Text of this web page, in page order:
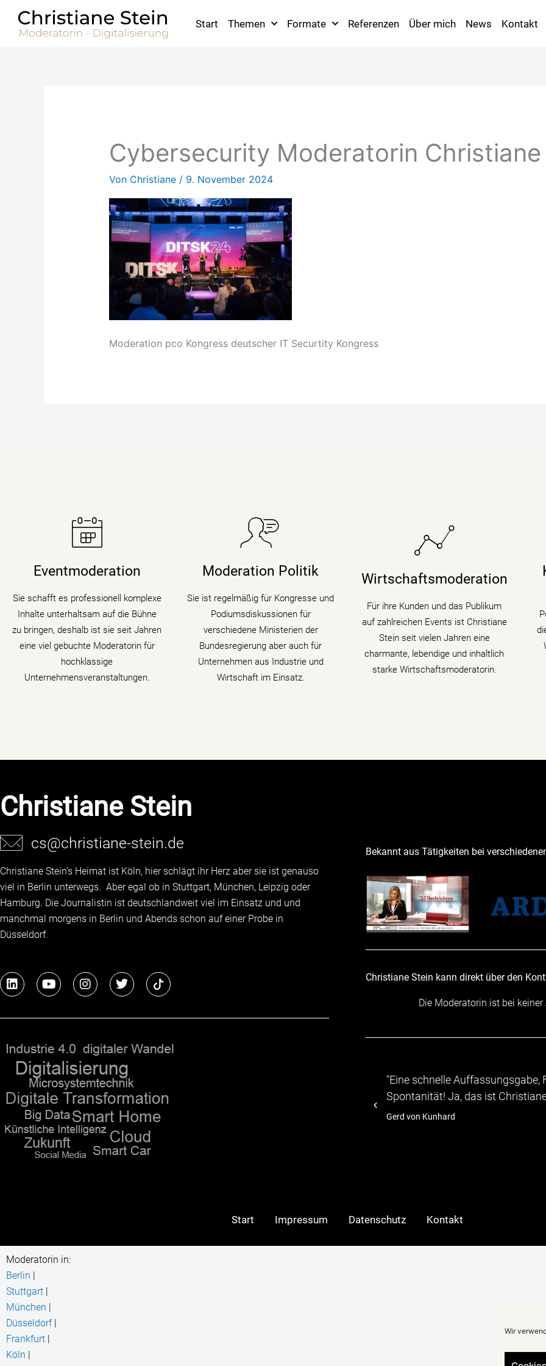
Wir
Inhalt
springen
Start Themen Formate Referenzen Über mich News Kontakt
Cybersecurity Moderatorin Christiane
Von Christiane / 9. November 2024
Moderation pco Kongress deutscher IT Securtity Kongress
Eventmoderation
Sie schafft es professionell komplexe
Inhalte unterhaltsam auf die Bühne
zu bringen, deshalb ist sie seit Jahren
eine viel gebuchte Moderatorin für
hochklassige
Unternehmensveranstaltungen.
Moderatorin Christiane Stein
verbindet charmant und
mit den Themen ihrer Veranstaltung,
Tagung oder Kongresses.
mehr erfahren
Moderation Politik
Sie ist regelmäßig für Kongresse und
Podiumsdiskussionen für
verschiedene Ministerien der
Bundesregierung aber auch für
Unternehmen aus Industrie und
Wirtschaft im Einsatz.
Sie taucht in Podiumsdiskussionen,
Symposien und Kongressen in den
digitalen Wandel und begleitet als
Transformation indem sie den
Gästen zu verschiedenen Themen
auf den Zahn fühlt.
mehr erfahren
Wirtschaftsmoderation
Für ihre Kunden und das Publikum
auf zahlreichen Events ist Christiane
Stein seit vielen Jahren eine
charmante, lebendige und inhaltlich
starke Wirtschaftsmoderatorin.
Sie bringt fundiertes
Hintergrundwissen (Digitalisierung &
Wirtschaftsthemen und politische
Podiumsdiskussionen und
Fachtagungen mit.
mehr erfahren
Christiane Stein
cs@christiane-stein.de
Christiane Stein’s Heimat ist Köln, hier schlägt ihr Herz aber sie ist genauso
viel in Berlin unterwegs. Aber egal ob in Stuttgart, München, Leipzig oder
Hamburg. Die Journalistin ist deutschlandweit viel im Einsatz und und
manchmal morgens in Berlin und Abends schon auf einer Probe in
Düsseldorf.
L
i
i
n
Y
o
e
I
n
r
a
m
T
w
r
Bekannt aus Tätigkeiten bei
Christiane Stein kann direkt über den
Die Moderatorin ist bei
"...Die Teilnehmer zeigten sich von dem
abwechslungsreichen Programm, durch das TV-Moeratorin
Christiane Stein führte."
hagebau
"Eine schnelle Auffassungsgabe,
Spontanität! Ja, das ist
Gerd von Kunhard
Start Impressum Datenschutz Kontakt
Moderatorin in:
Berlin |
Stuttgart |
München |
Düsseldorf|
Frankfurt |
Köln |